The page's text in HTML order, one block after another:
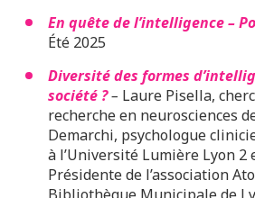
En quête de l’intelligence –
Été 2025
Diversité des formes
société ?– Laure Pisella,
recherche en neurosciences
Demarchi, psychologue
à l’Université Lumière Lyon
Présidente de l’association
Bibliothèque Municipale de